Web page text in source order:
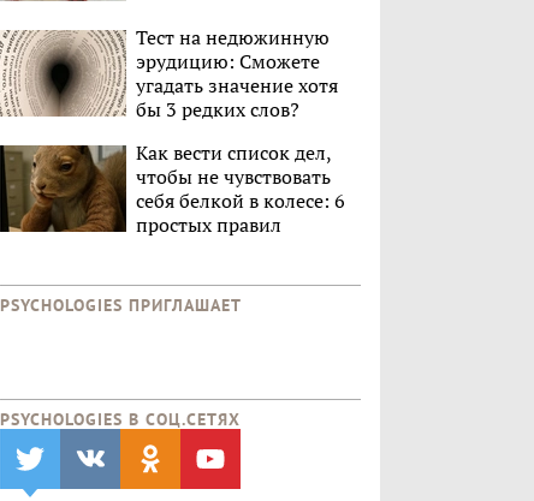
Тест на недюжинную
эрудицию: Сможете
угадать значение хотя
бы 3 редких слов?
Как вести список дел,
чтобы не чувствовать
себя белкой в колесе: 6
простых правил
PSYCHOLOGIES ПРИГЛАШАЕТ
PSYCHOLOGIES В CОЦ.СЕТЯХ